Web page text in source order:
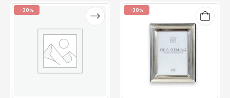
-30% -30%